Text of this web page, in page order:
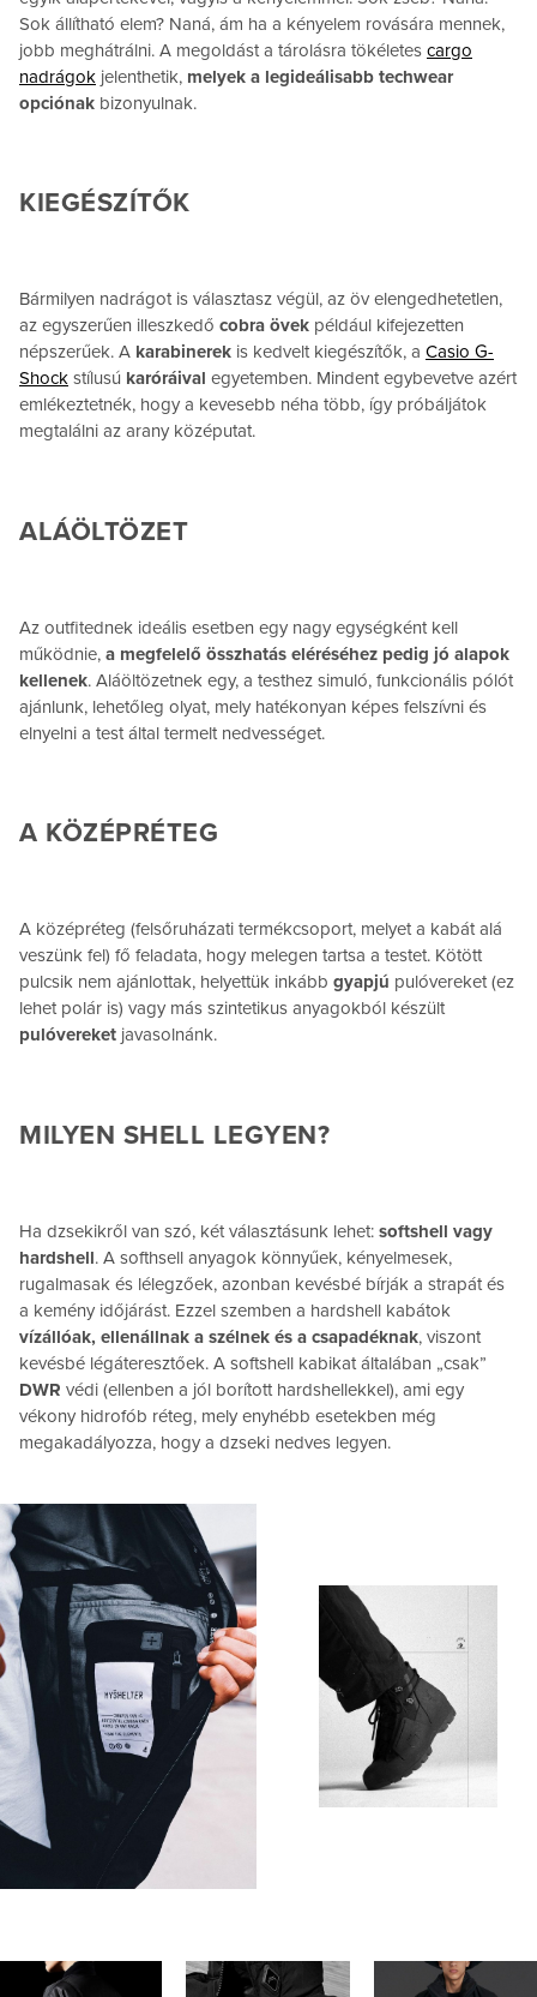
Sok állítható elem? Naná, ám ha a kényelem rovására mennek,
jobb meghátrálni. A megoldást a tárolásra tökéletes cargo
nadrágok jelenthetik, melyek a legideálisabb techwear
opciónak bizonyulnak.
KIEGÉSZÍTŐK
Bármilyen nadrágot is választasz végül, az öv elengedhetetlen,
az egyszerűen illeszkedő cobra övek például kifejezetten
népszerűek. A karabinerek is kedvelt kiegészítők, a Casio G-
Shock stílusú karóráival egyetemben. Mindent egybevetve azért
emlékeztetnék, hogy a kevesebb néha több, így próbáljátok
megtalálni az arany középutat.
ALÁÖLTÖZET
Az outfitednek ideális esetben egy nagy egységként kell
működnie, a megfelelő összhatás eléréséhez pedig jó alapok
kellenek. Aláöltözetnek egy, a testhez simuló, funkcionális pólót
ajánlunk, lehetőleg olyat, mely hatékonyan képes felszívni és
elnyelni a test által termelt nedvességet.
A KÖZÉPRÉTEG
A középréteg (felsőruházati termékcsoport, melyet a kabát alá
veszünk fel) fő feladata, hogy melegen tartsa a testet. Kötött
pulcsik nem ajánlottak, helyettük inkább gyapjú pulóvereket (ez
lehet polár is) vagy más szintetikus anyagokból készült
pulóvereket javasolnánk.
MILYEN SHELL LEGYEN?
Ha dzsekikről van szó, két választásunk lehet: softshell vagy
hardshell. A softhsell anyagok könnyűek, kényelmesek,
rugalmasak és lélegzőek, azonban kevésbé bírják a strapát és
a kemény időjárást. Ezzel szemben a hardshell kabátok
vízállóak, ellenállnak a szélnek és a csapadéknak, viszont
kevésbé légáteresztőek. A softshell kabikat általában „csak”
DWR védi (ellenben a jól borított hardshellekkel), ami egy
vékony hidrofób réteg, mely enyhébb esetekben még
megakadályozza, hogy a dzseki nedves legyen.